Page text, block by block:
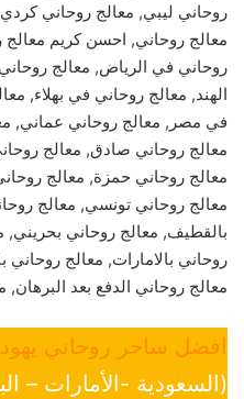
روحاني ليبي, معالج روحاني
معالج روحاني, احسن كريم
روحاني في الرياض, معالج
الهند, معالج روحاني في بهلاء,
في مصر, معالج روحاني عماني,
معالج روحاني صادق, معالج
معالج روحاني حمزة, معالج
معالج روحاني تونسي, معالج
بالقطيف, معالج روحاني بحريني,
روحاني بالامارات, معالج
معالج روحاني الدفع بعد
افضل ساحر روحاني
(السعودية -الأمارات –